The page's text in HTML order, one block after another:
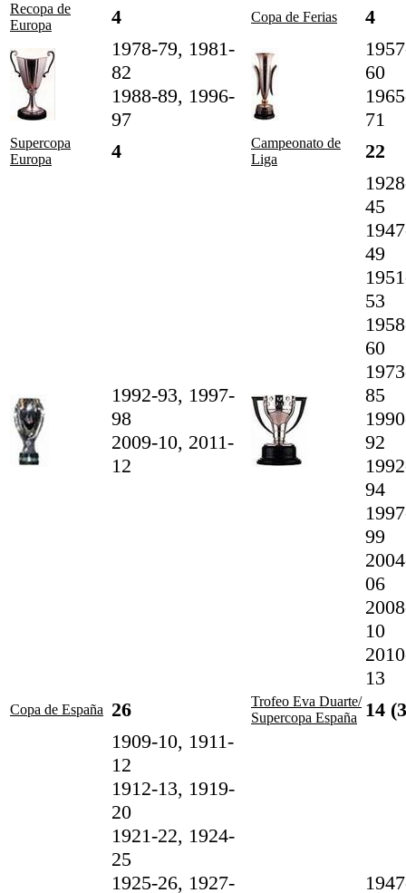
Recopa de
Europa
4 Copa de Ferias
4
1978-79, 1981-
82
1988-89, 1996-
97
60
71
Supercopa
Europa
4
Campeonato de
Liga
22
1992-93, 1997-
98
2009-10, 2011-
12
45
49
53
60
85
92
94
99
06
10
13
Copa de España 26
Trofeo Eva Duarte/
Supercopa España
14
1909-10, 1911-
12
1912-13, 1919-
20
1921-22, 1924-
25
1925-26, 1927-